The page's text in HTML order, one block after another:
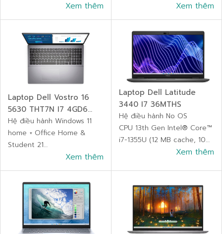
Ram 16 GB LPDDR5, 4800
Ổ cứng (HDD/SSD) 256GB
Bảo hành 36 tháng
Xem thêm
Ram 8GB DDR4 3200Mhz (2
khe)
Ổ cứng (HDD/SSD) 256GB
M.2 2230 PCIe NVMe
Gen4x4 SSD
Bảo hành 36 tháng
Xem thêm
Laptop Dell Vostro 16
5630 THT7N I7 4GD6
RTX2050
Hệ điều hành Windows 11
home + Office Home &
Student 21
CPU Intel® Core™ i7-1360P
(Bộ nhớ đệm 18M, lên đến
5,00 GHz)
Ram 16GB LPDDR5
4800MHz
Ổ cứng (HDD/SSD) 512GB
Xem thêm
Laptop Dell Latitude
3440 I7 36MTHS
Hệ điều hành No OS
CPU 13th Gen Intel® Core™
i7-1355U (12 MB cache, 10
cores, 12 threads, up to
MT/s
Ổ cứng (HDD/SSD) 256GB
Bảo hành 36 tháng
Xem thêm